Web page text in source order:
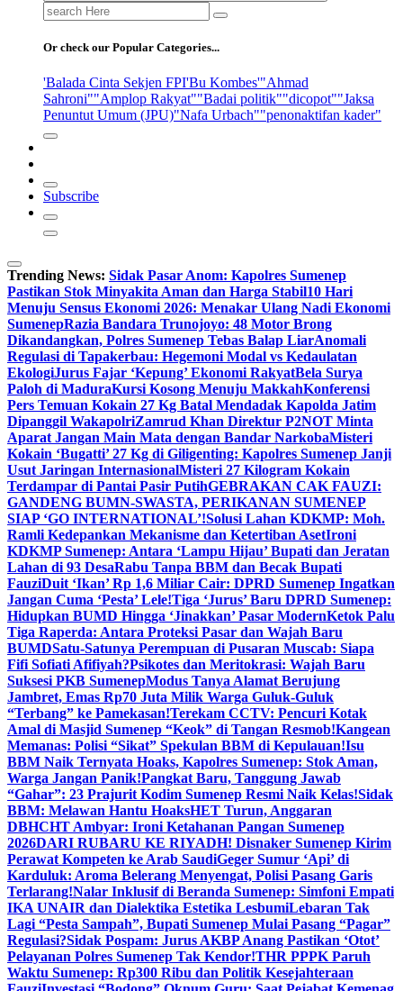
Search
for:
Or check our Popular Categories...
'Balada Cinta Sekjen FPI'Bu Kombes'"Ahmad
Sahroni""Amplop Rakyat""Badai politik""dicopot""Jaksa
Penuntut Umum (JPU)"Nafa Urbach""penonaktifan kader"
Subscribe
Trending News: Sidak Pasar Anom: Kapolres Sumenep
Pastikan Stok Minyakita Aman dan Harga Stabil10 Hari
Menuju Sensus Ekonomi 2026: Menakar Ulang Nadi Ekonomi
SumenepRazia Bandara Trunojoyo: 48 Motor Brong
Dikandangkan, Polres Sumenep Tebas Balap LiarAnomali
Regulasi di Tapakerbau: Hegemoni Modal vs Kedaulatan
EkologiJurus Fajar ‘Kepung’ Ekonomi RakyatBela Surya
Paloh di MaduraKursi Kosong Menuju MakkahKonferensi
Pers Temuan Kokain 27 Kg Batal Mendadak Kapolda Jatim
Dipanggil WakapolriZamrud Khan Direktur P2NOT Minta
Aparat Jangan Main Mata dengan Bandar NarkobaMisteri
Kokain ‘Bugatti’ 27 Kg di Giligenting: Kapolres Sumenep Janji
Usut Jaringan InternasionalMisteri 27 Kilogram Kokain
Terdampar di Pantai Pasir PutihGEBRAKAN CAK FAUZI:
GANDENG BUMN-SWASTA, PERIKANAN SUMENEP
SIAP ‘GO INTERNATIONAL’!Solusi Lahan KDKMP: Moh.
Ramli Kedepankan Mekanisme dan Ketertiban AsetIroni
KDKMP Sumenep: Antara ‘Lampu Hijau’ Bupati dan Jeratan
Lahan di 93 DesaRabu Tanpa BBM dan Becak Bupati
FauziDuit ‘Ikan’ Rp 1,6 Miliar Cair: DPRD Sumenep Ingatkan
Jangan Cuma ‘Pesta’ Lele!Tiga ‘Jurus’ Baru DPRD Sumenep:
Hidupkan BUMD Hingga ‘Jinakkan’ Pasar ModernKetok Palu
Tiga Raperda: Antara Proteksi Pasar dan Wajah Baru
BUMDSatu-Satunya Perempuan di Pusaran Muscab: Siapa
Fifi Sofiati Afifiyah?Psikotes dan Meritokrasi: Wajah Baru
Suksesi PKB SumenepModus Tanya Alamat Berujung
Jambret, Emas Rp70 Juta Milik Warga Guluk-Guluk
“Terbang” ke Pamekasan!Terekam CCTV: Pencuri Kotak
Amal di Masjid Sumenep “Keok” di Tangan Resmob!Kangean
Memanas: Polisi “Sikat” Spekulan BBM di Kepulauan!Isu
BBM Naik Ternyata Hoaks, Kapolres Sumenep: Stok Aman,
Warga Jangan Panik!Pangkat Baru, Tanggung Jawab
“Gahar”: 23 Prajurit Kodim Sumenep Resmi Naik Kelas!Sidak
BBM: Melawan Hantu HoaksHET Turun, Anggaran
DBHCHT Ambyar: Ironi Ketahanan Pangan Sumenep
2026DARI RUBARU KE RIYADH! Disnaker Sumenep Kirim
Perawat Kompeten ke Arab SaudiGeger Sumur ‘Api’ di
Karduluk: Aroma Belerang Menyengat, Polisi Pasang Garis
Terlarang!Nalar Inklusif di Beranda Sumenep: Simfoni Empati
IKA UNAIR dan Dialektika Estetika LesbumiLebaran Tak
Lagi “Pesta Sampah”, Bupati Sumenep Mulai Pasang “Pagar”
Regulasi?Sidak Pospam: Jurus AKBP Anang Pastikan ‘Otot’
Pelayanan Polres Sumenep Tak Kendor!THR PPPK Paruh
Waktu Sumenep: Rp300 Ribu dan Politik Kesejahteraan